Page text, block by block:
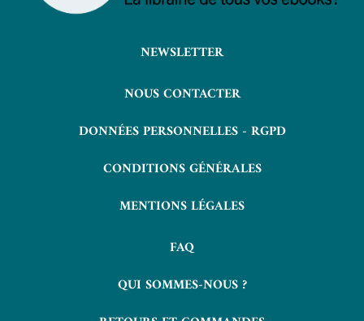
NEWSLETTER
NOUS CONTACTER
DONNÉES PERSONNELLES - RGPD
CONDITIONS GÉNÉRALES
MENTIONS LÉGALES
FAQ
QUI SOMMES-NOUS ?